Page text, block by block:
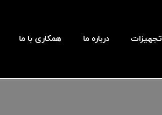
تجهیزات درباره ما همکاری با ما